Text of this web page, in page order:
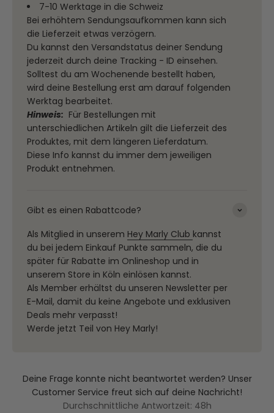
7-10 Werktage in die Schweiz
Bei erhöhtem Sendungsaufkommen kann sich
die Lieferzeit etwas verzögern.
Du kannst den Versandstatus deiner Sendung
jederzeit durch deine Tracking - ID einsehen.
Solltest du am Wochenende bestellt haben,
wird deine Bestellung erst am darauf folgenden
Werktag bearbeitet.
Hinweis: Für Bestellungen mit
unterschiedlichen Artikeln gilt die Lieferzeit des
Produktes, mit dem längeren Lieferdatum.
Diese Info kannst du immer dem jeweiligen
Produkt entnehmen.
Gibt es einen Rabattcode?
Als Mitglied in unserem Hey Marly Club kannst
du bei jedem Einkauf Punkte sammeln, die du
später für Rabatte im Onlineshop und in
unserem Store in Köln einlösen kannst.
Als Member erhältst du unseren Newsletter per
E-Mail, damit du keine Angebote und exklusiven
Deals mehr verpasst!
Werde jetzt Teil von Hey Marly!
Deine Frage konnte nicht beantwortet werden? Unser
Customer Service freut sich auf deine Nachricht!
Durchschnittliche Antwortzeit: 48h